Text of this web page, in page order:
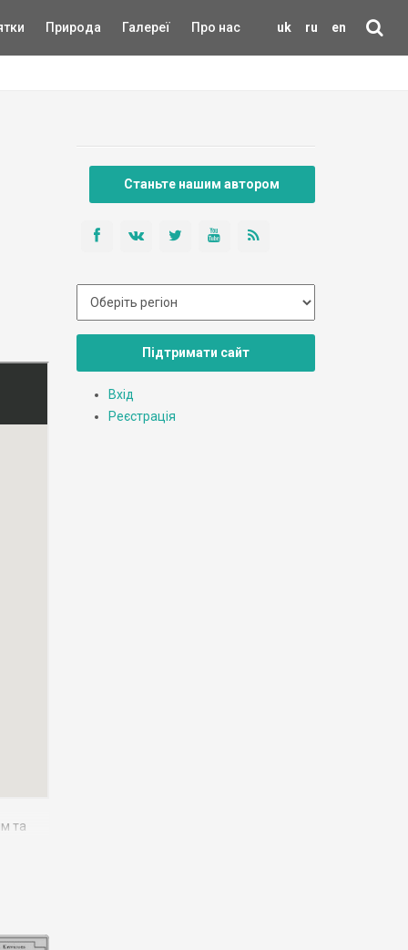
uk ru en
Природа Галереї Про нас
та
Станьте нашим автором
Підтримати сайт
Вхід
Реєстрація